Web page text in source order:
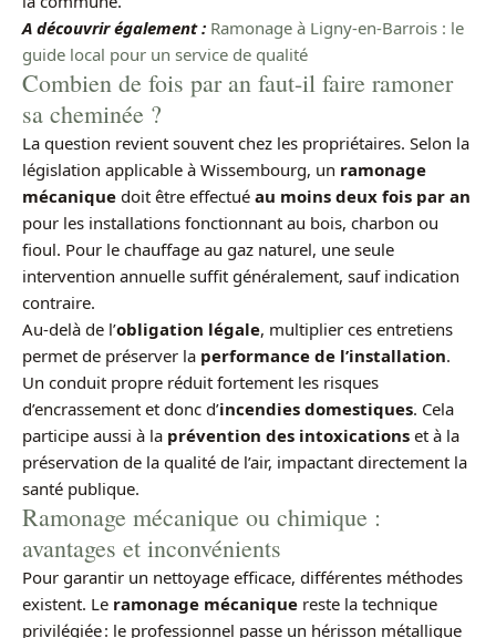
A découvrir également : Ramonage à Ligny-en-Barrois : le
guide local pour un service de qualité
Combien de fois par an faut-il faire ramoner
sa cheminée ?
La question revient souvent chez les propriétaires. Selon la
législation applicable à Wissembourg, un ramonage
mécanique doit être effectué au moins deux fois par an
pour les installations fonctionnant au bois, charbon ou
fioul. Pour le chauffage au gaz naturel, une seule
intervention annuelle suffit généralement, sauf indication
contraire.
Au-delà de l’obligation légale, multiplier ces entretiens
permet de préserver la performance de l’installation.
Un conduit propre réduit fortement les risques
d’encrassement et donc d’incendies domestiques. Cela
participe aussi à la prévention des intoxications et à la
préservation de la qualité de l’air, impactant directement la
santé publique.
Ramonage mécanique ou chimique :
avantages et inconvénients
Pour garantir un nettoyage efficace, différentes méthodes
existent. Le ramonage mécanique reste la technique
privilégiée : le professionnel passe un hérisson métallique